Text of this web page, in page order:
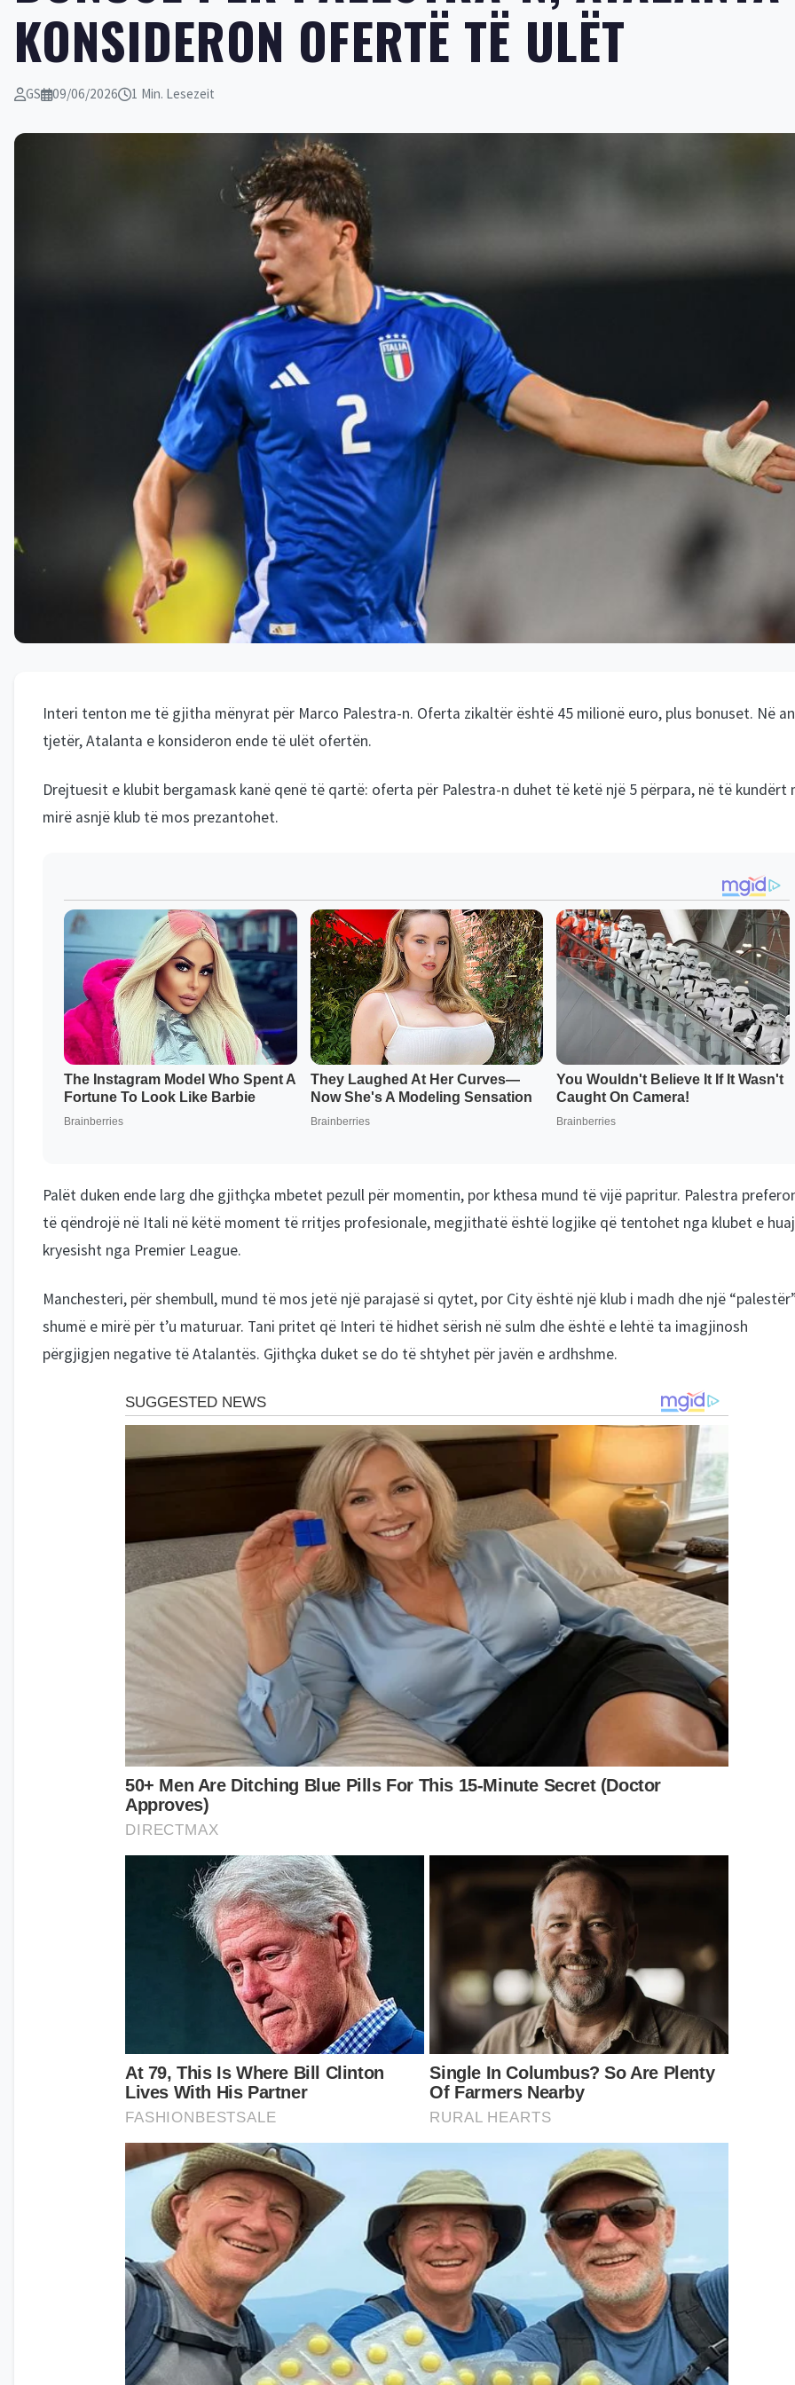
KONSIDERON OFERTË TË ULËT
GS 09/06/2026 1 Min. Lesezeit
Interi tenton me të gjitha mënyrat për Marco Palestra-n. Oferta zikaltër është 45 milionë euro, plus bonuset. Në
tjetër, Atalanta e konsideron ende të ulët ofertën.
Drejtuesit e klubit bergamask kanë qenë të qartë: oferta për Palestra-n duhet të ketë një 5 përpara, në të kundërt
mirë asnjë klub të mos prezantohet.
Palët duken ende larg dhe gjithçka mbetet pezull për momentin, por kthesa mund të vijë papritur. Palestra
të qëndrojë në Itali në këtë moment të rritjes profesionale, megjithatë është logjike që tentohet nga klubet e
kryesisht nga Premier League.
Manchesteri, për shembull, mund të mos jetë një parajasë si qytet, por City është një klub i madh dhe një
shumë e mirë për t’u maturuar. Tani pritet që Interi të hidhet sërish në sulm dhe është e lehtë ta imagjinosh
përgjigjen negative të Atalantës. Gjithçka duket se do të shtyhet për javën e ardhshme.